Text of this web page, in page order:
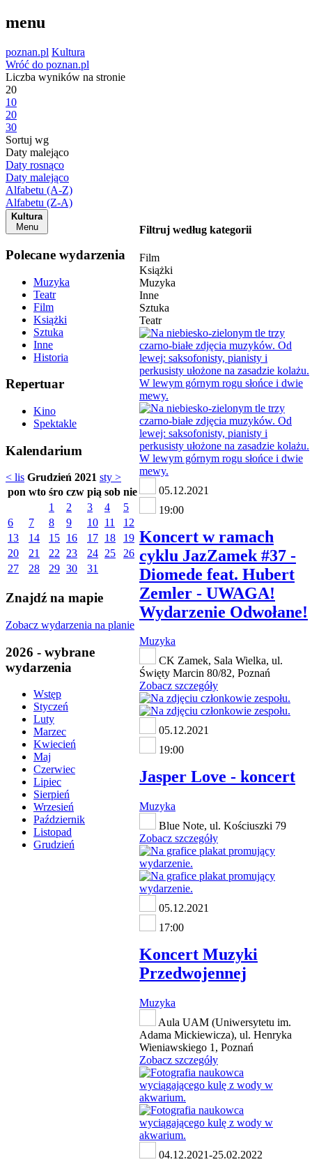
menu
poznan.pl Kultura
Wróć do poznan.pl
Liczba wyników na stronie
20
10
20
30
Sortuj wg
Daty malejąco
Daty rosnąco
Daty malejąco
Alfabetu (A-Z)
Alfabetu (Z-A)
Kultura
Menu
Polecane wydarzenia
Muzyka
Teatr
Film
Książki
Sztuka
Inne
Historia
Repertuar
Kino
Spektakle
Kalendarium
< lis Grudzień 2021 sty >
pon wto śro czw pią sob nie
1
2 3 4
5
6
7 8 9 10 11
12
13
14 15 16 17 18
19
20
21 22 23 24 25
26
27
28 29 30 31
Znajdź na mapie
Zobacz wydarzenia na planie
2026 - wybrane
wydarzenia
Wstęp
Styczeń
Luty
Marzec
Kwiecień
Maj
Czerwiec
Lipiec
Sierpień
Wrzesień
Październik
Listopad
Grudzień
Filtruj według kategorii
Film
Książki
Muzyka
Inne
Sztuka
Teatr
05.12.2021
19:00
Koncert w ramach
cyklu JazZamek #37 -
Diomede feat. Hubert
Zemler - UWAGA!
Wydarzenie Odwołane!
Muzyka
CK Zamek, Sala Wielka, ul.
Święty Marcin 80/82, Poznań
Zobacz szczegóły
05.12.2021
19:00
Jasper Love - koncert
Muzyka
Blue Note, ul. Kościuszki 79
Zobacz szczegóły
05.12.2021
17:00
Koncert Muzyki
Przedwojennej
Muzyka
Aula UAM (Uniwersytetu im.
Adama Mickiewicza), ul. Henryka
Wieniawskiego 1, Poznań
Zobacz szczegóły
04.12.2021-25.02.2022